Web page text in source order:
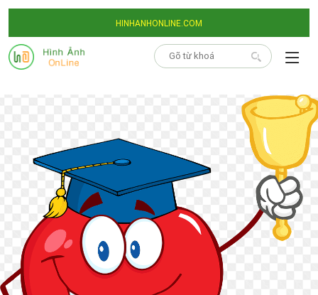
HINHANHONLINE.COM